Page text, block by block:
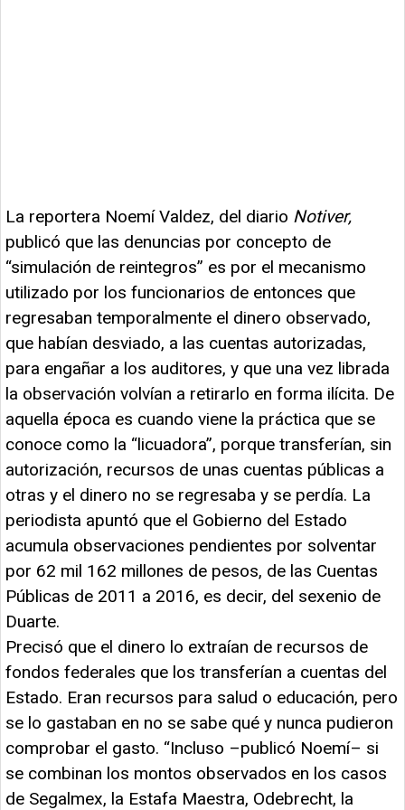
La reportera Noemí Valdez, del diario Notiver,
publicó que las denuncias por concepto de
“simulación de reintegros” es por el mecanismo
utilizado por los funcionarios de entonces que
regresaban temporalmente el dinero observado,
que habían desviado, a las cuentas autorizadas,
para engañar a los auditores, y que una vez librada
la observación volvían a retirarlo en forma ilícita. De
aquella época es cuando viene la práctica que se
conoce como la “licuadora”, porque transferían, sin
autorización, recursos de unas cuentas públicas a
otras y el dinero no se regresaba y se perdía. La
periodista apuntó que el Gobierno del Estado
acumula observaciones pendientes por solventar
por 62 mil 162 millones de pesos, de las Cuentas
Públicas de 2011 a 2016, es decir, del sexenio de
Duarte.
Precisó que el dinero lo extraían de recursos de
fondos federales que los transferían a cuentas del
Estado. Eran recursos para salud o educación, pero
se lo gastaban en no se sabe qué y nunca pudieron
comprobar el gasto. “Incluso –publicó Noemí– si
se combinan los montos observados en los casos
de Segalmex, la Estafa Maestra, Odebrecht, la